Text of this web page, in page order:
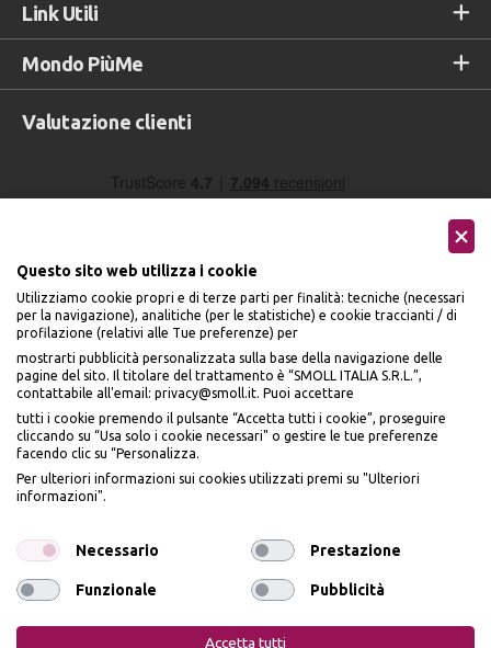
Link Utili
Mondo PiùMe
Valutazione clienti
Accettiamo
Seguici sui social
Privacy Policy Cookie Policy
Questo sito web utilizza i cookie
Utilizziamo cookie propri e di terze parti per finalità: tecniche (necessari
per la navigazione), analitiche (per le statistiche) e cookie traccianti / di
profilazione (relativi alle Tue preferenze) per
mostrarti pubblicità personalizzata sulla base della navigazione delle
pagine del sito. Il titolare del trattamento è “SMOLL ITALIA S.R.L.”,
contattabile all'email: privacy@smoll.it. Puoi accettare
tutti i cookie premendo il pulsante “Accetta tutti i cookie”, proseguire
cliccando su “Usa solo i cookie necessari" o gestire le tue preferenze
facendo clic su “Personalizza.
Per ulteriori informazioni sui cookies utilizzati premi su "Ulteriori
informazioni".
Necessario Prestazione
Funzionale Pubblicità
Accetta tutti
BENVENUTO DA
PIÙME
IL10% DI SCONTO
dell’art. 13 del Reg UE 2016/679 e presto il mio consenso a ricevere email
promozionali. In qualsiasi momento è possibile revocare il consenso